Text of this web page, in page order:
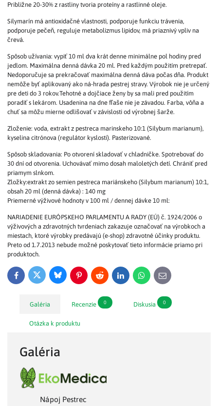
Približne 20-30% z rastliny tvoria proteíny a rastlinné oleje.
Silymarín má antioxidačné vlastnosti, podporuje funkciu trávenia,
podporuje pečeň, reguluje metabolizmus lipidov, má priaznivý vpliv na
črevá.
Spôsob užívania: vypiť 10 ml dva krát denne minimálne pol hodiny pred
jedlom. Maximálna denná dávka 20 ml. Pred každým použitím pretrepať.
Nedoporučuje sa prekračovať maximálna denná dáva počas dňa. Produkt
nemôže byť aplikovaný ako ná-hrada pestrej stravy. Výrobok nie je určený
pre deti do 3 rokov.Tehotné a dojčiace ženy by sa mali pred použitím
poradiť s lekárom. Usadenina na dne fľaše nie je závadou. Farba, vôňa a
chuť sa môžu mierne odlišovať v závislosti od výrobnej šarže.
Zloženie: voda, extrakt z pestreca marinskeho 10:1 (Silybum marianum),
kyselina citrónova (regulátor kyslosti). Pasterizované.
Spôsob skladovania: Po otvorení skladovať v chladničke. Spotrebovať do
30 dní od otvorenia. Uchovávať mimo dosah maloletých detí. Chrániť pred
priamym slnkom.
Zložky:extrakt zo semien pestreca mariánskeho (Silybum marianum) 10:1,
obsah 20 ml (denná dávka) : 140 mg
Priemerné výživové hodnoty v 100 ml / dennej dávke 10 ml:
NARIADENIE EURÓPSKEHO PARLAMENTU A RADY (EÚ) č. 1924/2006 o
výživových a zdravotných tvrdeniach zakazuje označovať na výrobkoch a
miestach, ktoré výrobky predávajú (e-shop) zdravotné účinky produktu.
Preto od 1.7.2013 nebude možné poskytovať tieto informácie priamo pri
produktoch.
FacebookTwitter BlueskyPinterestReddit LinkedInWhatsApp
E-
mail
Galéria Recenzie 0 Diskusia 0
Otázka k produktu
Galéria
Nápoj Pestrec